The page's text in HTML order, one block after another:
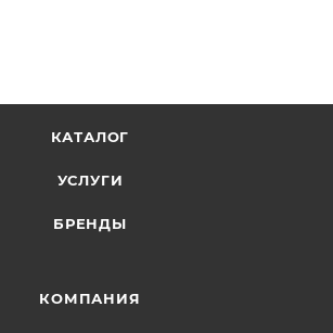
КАТАЛОГ
УСЛУГИ
БРЕНДЫ
КОМПАНИЯ